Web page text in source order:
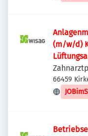
(m/w/d)
66459